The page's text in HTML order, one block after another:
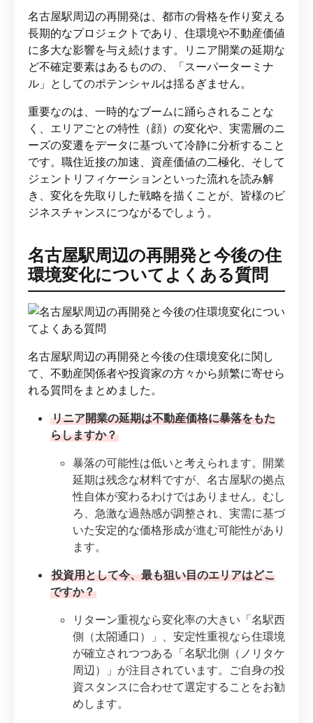
名古屋駅周辺の再開発は、都市の骨格を作り変える
長期的なプロジェクトであり、住環境や不動産価値
に多大な影響を与え続けます。リニア開業の延期な
ど不確定要素はあるものの、「スーパーターミナ
ル」としてのポテンシャルは揺るぎません。
重要なのは、一時的なブームに踊らされることな
く、エリアごとの特性（顔）の変化や、実需層のニ
ーズの変遷をデータに基づいて冷静に分析すること
です。職住近接の加速、資産価値の二極化、そして
ジェントリフィケーションといった流れを読み解
き、変化を先取りした戦略を描くことが、皆様のビ
ジネスチャンスにつながるでしょう。
名古屋駅周辺の再開発と今後の住
環境変化についてよくある質問
名古屋駅周辺の再開発と今後の住環境変化に関し
て、不動産関係者や投資家の方々から頻繁に寄せら
れる質問をまとめました。
リニア開業の延期は不動産価格に暴落をもた
らしますか？
暴落の可能性は低いと考えられます。開業
延期は残念な材料ですが、名古屋駅の拠点
性自体が変わるわけではありません。むし
ろ、急激な過熱感が調整され、実需に基づ
いた安定的な価格形成が進む可能性があり
ます。
投資用として今、最も狙い目のエリアはどこ
ですか？
リターン重視なら変化率の大きい「名駅西
側（太閤通口）」、安定性重視なら住環境
が確立されつつある「名駅北側（ノリタケ
周辺）」が注目されています。ご自身の投
資スタンスに合わせて選定することをお勧
めします。